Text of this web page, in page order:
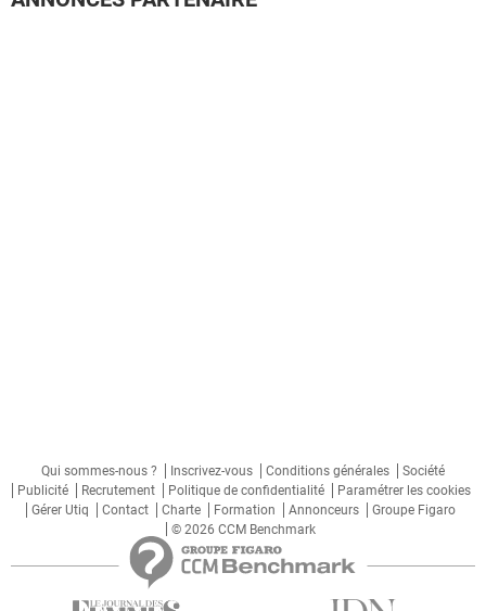
Qui sommes-nous ? Inscrivez-vous Conditions générales
Société
Publicité
Recrutement Politique de confidentialité
Paramétrer les cookies
Gérer Utiq
Contact Charte Formation Annonceurs
Groupe Figaro
© 2026 CCM Benchmark